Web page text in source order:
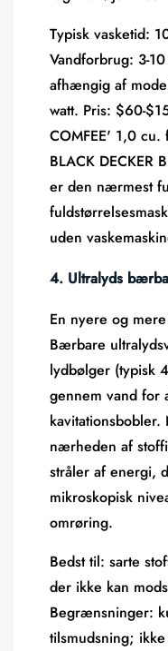
Typisk vasketid:
Vandforbrug: 3-
afhængig af
watt. Pris: $60-
COMFEE' 1,0
BLACK DECKER
er den nærmest
uden
4. Ultralyds
En nyere og
Bærbare
lydbølger (typisk
gennem vand for
nærheden af
stråler af energi,
mikroskopisk
omrøring.
Bedst til: sarte
der ikke kan
Begrænsninger:
tilsmudsning;